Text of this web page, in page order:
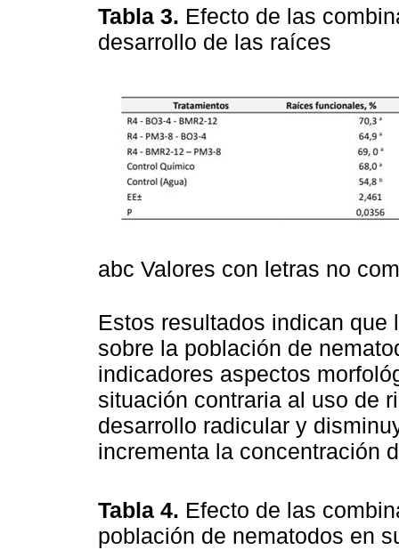
Tabla 3. Efecto de las
desarrollo de las raíces
abc Valores con letras no
Estos resultados indican
sobre la población de
indicadores aspectos
situación contraria al uso de
desarrollo radicular y
incrementa la concentración
Tabla 4. Efecto de las
población de nematodos en